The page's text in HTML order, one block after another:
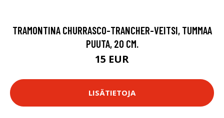
TRAMONTINA CHURRASCO-TRANCHER-VEITSI, TUMMAA
PUUTA, 20 CM.
15 EUR
LISÄTIETOJA